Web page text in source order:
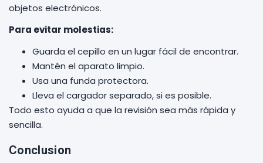
objetos electrónicos.
Para evitar molestias:
Guarda el cepillo en un lugar fácil de encontrar.
Mantén el aparato limpio.
Usa una funda protectora.
Lleva el cargador separado, si es posible.
Todo esto ayuda a que la revisión sea más rápida y
sencilla.
Conclusion